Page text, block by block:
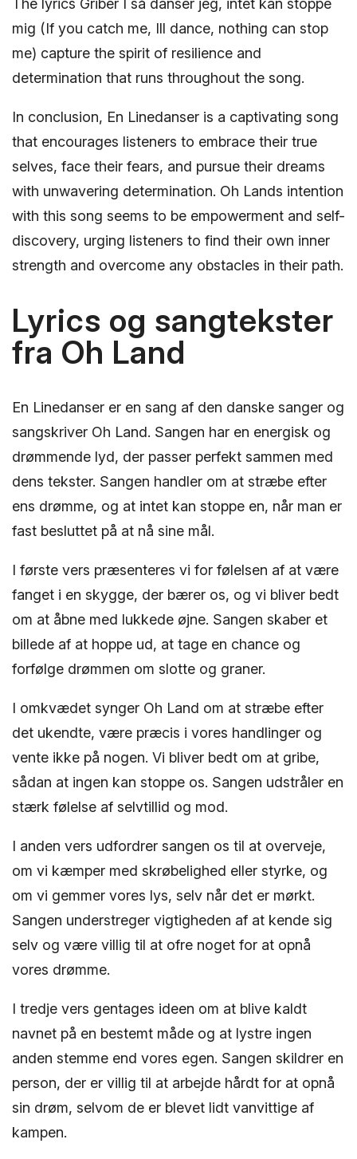
The lyrics Griber I så danser jeg, intet kan stoppe
mig (If you catch me, Ill dance, nothing can stop
me) capture the spirit of resilience and
determination that runs throughout the song.
In conclusion, En Linedanser is a captivating song
that encourages listeners to embrace their true
selves, face their fears, and pursue their dreams
with unwavering determination. Oh Lands intention
with this song seems to be empowerment and self-
discovery, urging listeners to find their own inner
strength and overcome any obstacles in their path.
Lyrics og sangtekster
fra Oh Land
En Linedanser er en sang af den danske sanger og
sangskriver Oh Land. Sangen har en energisk og
drømmende lyd, der passer perfekt sammen med
dens tekster. Sangen handler om at stræbe efter
ens drømme, og at intet kan stoppe en, når man er
fast besluttet på at nå sine mål.
I første vers præsenteres vi for følelsen af at være
fanget i en skygge, der bærer os, og vi bliver bedt
om at åbne med lukkede øjne. Sangen skaber et
billede af at hoppe ud, at tage en chance og
forfølge drømmen om slotte og graner.
I omkvædet synger Oh Land om at stræbe efter
det ukendte, være præcis i vores handlinger og
vente ikke på nogen. Vi bliver bedt om at gribe,
sådan at ingen kan stoppe os. Sangen udstråler en
stærk følelse af selvtillid og mod.
I anden vers udfordrer sangen os til at overveje,
om vi kæmper med skrøbelighed eller styrke, og
om vi gemmer vores lys, selv når det er mørkt.
Sangen understreger vigtigheden af at kende sig
selv og være villig til at ofre noget for at opnå
vores drømme.
I tredje vers gentages ideen om at blive kaldt
navnet på en bestemt måde og at lystre ingen
anden stemme end vores egen. Sangen skildrer en
person, der er villig til at arbejde hårdt for at opnå
sin drøm, selvom de er blevet lidt vanvittige af
kampen.